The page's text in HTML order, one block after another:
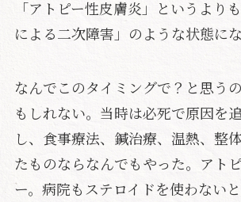
「アトピー性皮膚炎」というより
による二次障害」のような状態にな
なんでこのタイミングで？と思う
もしれない。当時は必死で原因を
し、食事療法、鍼治療、温熱、整
たものならなんでもやった。アト
ー。病院もステロイドを使わない